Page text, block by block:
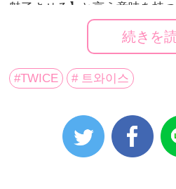
魅了させる】と言う意味を持
TWICE
がTWICE
‘READY TO BE’ in JAPAN
「TWICE 5TH WORLD TOUR
JAPAN」 は2023年5月に大阪
続きを
#TWICE # 트와이스